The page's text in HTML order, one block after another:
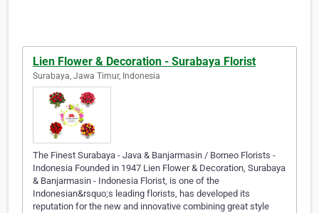
Lien Flower & Decoration - Surabaya Florist
Surabaya, Jawa Timur, Indonesia
The Finest Surabaya - Java & Banjarmasin / Borneo Florists -
Indonesia Founded in 1947 Lien Flower & Decoration, Surabaya
& Banjarmasin - Indonesia Florist, is one of the
Indonesian&rsquo;s leading florists, has developed its
reputation for the new and innovative combining great style